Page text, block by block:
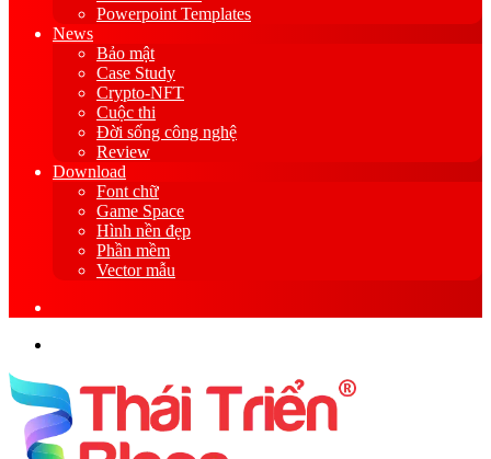
Powerpoint Templates
News
Bảo mật
Case Study
Crypto-NFT
Cuộc thi
Đời sống công nghệ
Review
Download
Font chữ
Game Space
Hình nền đẹp
Phần mềm
Vector mẫu